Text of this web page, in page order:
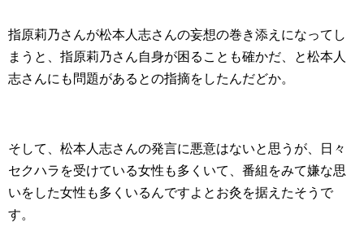
指原莉乃さんが松本人志さんの妄想の巻き添えになってし
まうと、指原莉乃さん自身が困ることも確かだ、と松本人
志さんにも問題があるとの指摘をしたんだどか。
そして、松本人志さんの発言に悪意はないと思うが、日々
セクハラを受けている女性も多くいて、番組をみて嫌な思
いをした女性も多くいるんですよとお灸を据えたそうで
す。